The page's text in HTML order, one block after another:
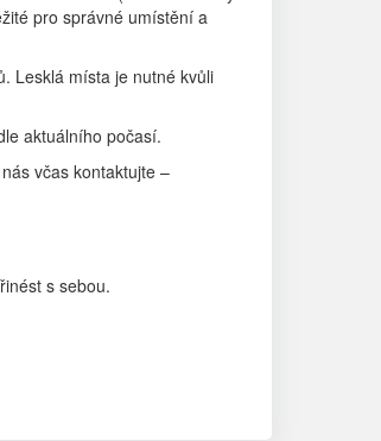
pro správné umístění a
Lesklá místa je nutné kvůli
aktuálního počasí.
včas kontaktujte –
s sebou.